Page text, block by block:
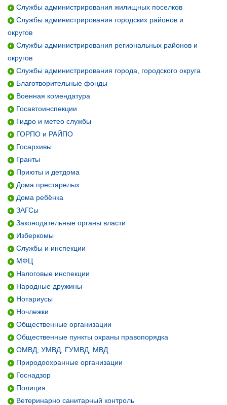
Службы администрирования жилищных поселков
Службы администрирования городских районов и
округов
Службы администрирования региональных районов и
округов
Службы администрирования города, городского округа
Благотворительные фонды
Военная комендатура
Госавтоинспекции
Гидро и метео службы
ГОРПО и РАЙПО
Госархивы
Гранты
Приюты и детдома
Дома престарелых
Дома ребёнка
ЗАГСы
Законодательные органы власти
Изберкомы
Службы и инспекции
МФЦ
Налоговые инспекции
Народные дружины
Нотариусы
Ночлежки
Общественные организации
Общественные пункты охраны правопорядка
ОМВД, УМВД, ГУМВД, МВД
Природоохранные организации
Госнадзор
Полиция
Ветеринарно санитарный контроль